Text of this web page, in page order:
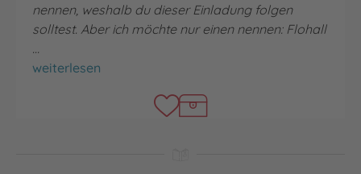
nennen, weshalb du dieser Einladung folgen
solltest. Aber ich möchte nur einen nennen: Flohall
…
Sepia und das Erwachen der Tintenmagie
weiterlesen